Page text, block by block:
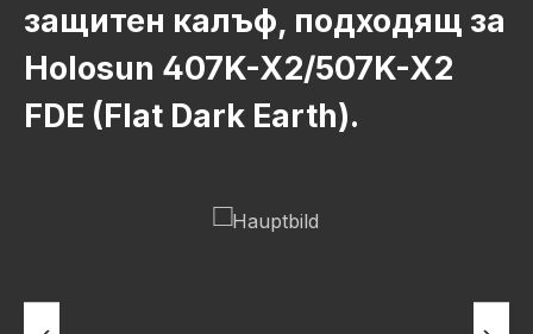
защитен калъф, подходящ за
Holosun 407K-X2/507K-X2
FDE (Flat Dark Earth).
Пропуснете галерия с изображения